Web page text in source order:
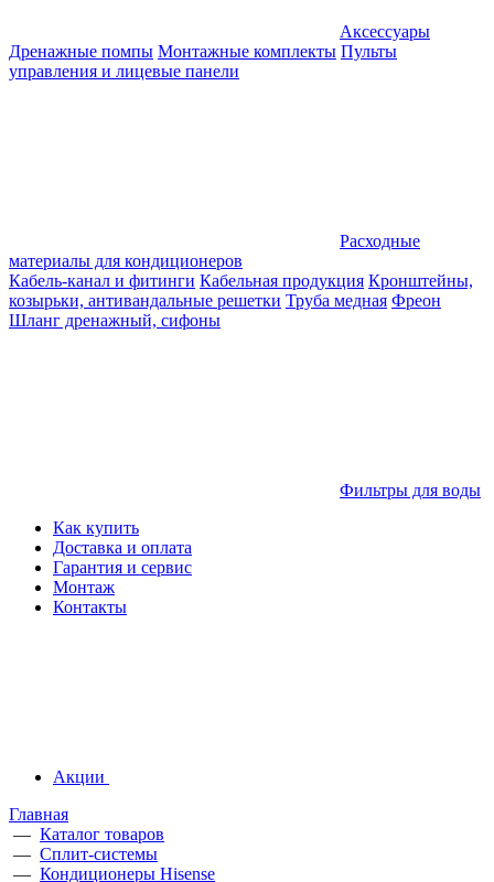
Аксессуары
Дренажные помпы Монтажные комплекты Пульты
управления и лицевые панели
Расходные
материалы для кондиционеров
Кабель-канал и фитинги Кабельная продукция Кронштейны,
козырьки, антивандальные решетки Труба медная Фреон
Шланг дренажный, сифоны
Фильтры для воды
Как купить
Доставка и оплата
Гарантия и сервис
Монтаж
Контакты
Акции
Главная
— Каталог товаров
— Сплит-системы
— Кондиционеры Hisense